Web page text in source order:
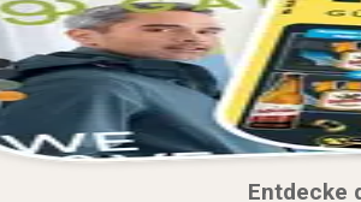
Entdecke